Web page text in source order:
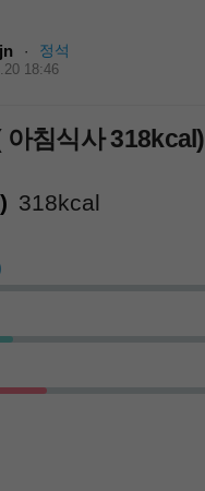
· 정석
18:46
아침식사 318kcal)
318kcal